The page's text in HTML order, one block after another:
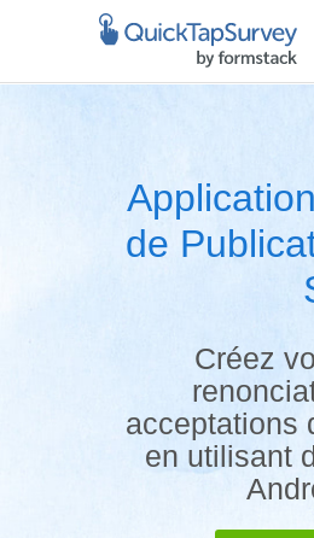
de
Créez
acceptations
en utilisant